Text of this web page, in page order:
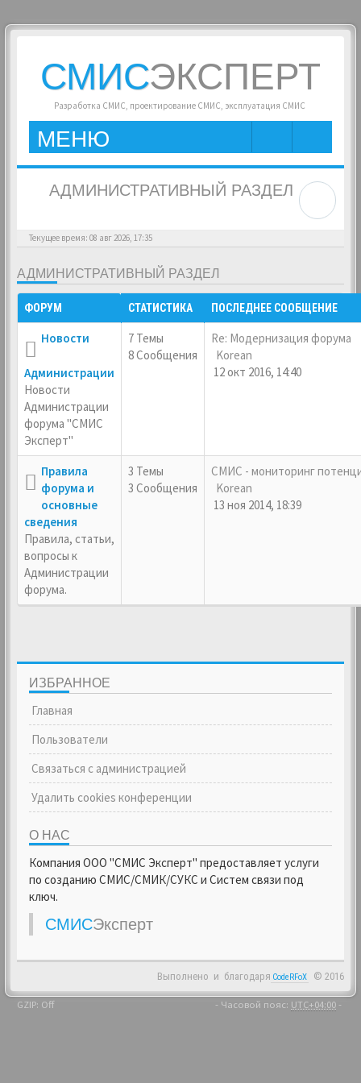
СМИСЭКСПЕРТ
Разработка СМИС, проектирование СМИС, эксплуатация СМИС
МЕНЮ
АДМИНИСТРАТИВНЫЙ РАЗДЕЛ
Текущее время: 08 авг 2026, 17:35
АДМИНИСТРАТИВНЫЙ РАЗДЕЛ
ФОРУМ СТАТИСТИКА ПОСЛЕДНЕЕ СООБЩЕНИЕ
Новости
Администрации
Новости
Администрации
форума "СМИС
Эксперт"
7 Темы
8 Сообщения
Re: Модернизация форума
Korean
12 окт 2016, 14:40
Правила
форума и
основные
сведения
Правила, статьи,
вопросы к
Администрации
форума.
3 Темы
3 Сообщения
СМИС - мониторинг
Korean
13 ноя 2014, 18:39
ИЗБРАННОЕ
Главная
Пользователи
Связаться с администрацией
Удалить cookies конференции
О НАС
Компания ООО "СМИС Эксперт" предоставляет услуги
по созданию СМИС/СМИК/СУКС и Систем связи под
ключ.
СМИСЭксперт
Выполнено и благодаря CodeRFoX © 2016
GZIP: Off - Часовой пояс: UTC+04:00 -